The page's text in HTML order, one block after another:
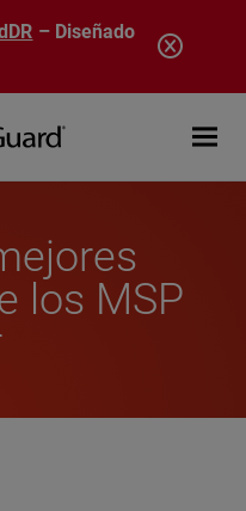
– Diseñado
Open
los MSP